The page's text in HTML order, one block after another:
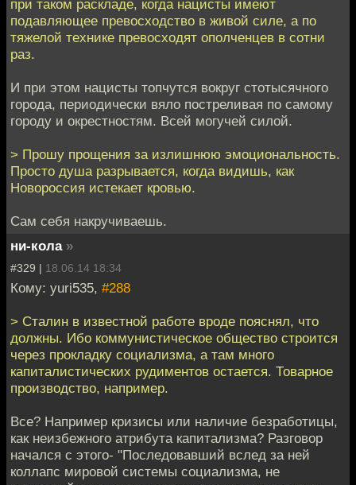
при таком раскладе, когда нацисты имеют
подавляющее превосходство в живой силе, а по
тяжелой технике превосходят ополченцев в сотни
раз.
И при этом нацисты топчутся вокруг стотысячного
города, периодически вяло постреливая по самому
городу и окрестностям. Всей могучей силой.
> Прошу прощения за излишнюю эмоциональность.
Просто душа разрывается, когда видишь, как
Новороссия истекает кровью.
Сам себя накручиваешь.
ни-кола »
#329 | 18.06.14 18:34
Кому: yuri535, #288
> Сталин в известной работе вроде пояснял, что
должны. Ибо коммунистическое общество строится
через прокладку социализма, а там много
капиталистических рудиментов остается. Товарное
производство, например.
Все? Например кризисы или наличие безработицы,
как неизбежного атрибута капитализма? Разговор
начался с этого- "Последовавший вслед за ней
коллапс мировой системы социализма, не